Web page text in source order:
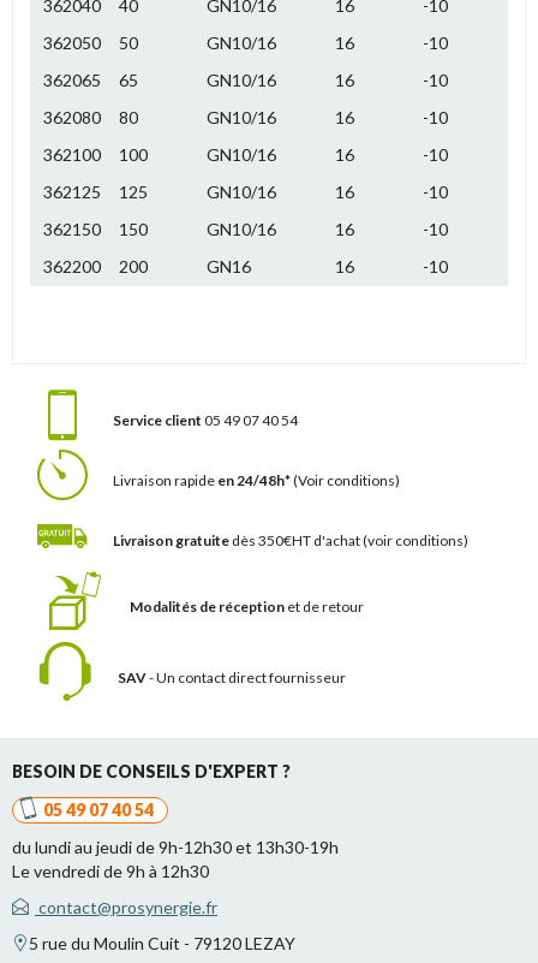
362040 40 GN10/16 16
-10
362050
50 GN10/16 16
-10
362065
65 GN10/16 16
-10
362080
80 GN10/16 16
-10
362100
100 GN10/16 16
-10
362125
125 GN10/16 16
-10
362150
150 GN10/16 16
-10
362200
200 GN16 16 -10
Service client 05 49 07 40 54
Livraison rapide en 24/48h*(Voir conditions)
Livraison gratuite dès 350€HT d'achat(voir conditions)
Modalités de réception et de retour
SAV- Un contact direct fournisseur
BESOIN DE CONSEILS D'EXPERT ?
05 49 07 40 54
du lundi au jeudi de 9h-12h30 et 13h30-19h
Le vendredi de 9h à 12h30
contact@prosynergie.fr
5 rue du Moulin Cuit - 79120 LEZAY